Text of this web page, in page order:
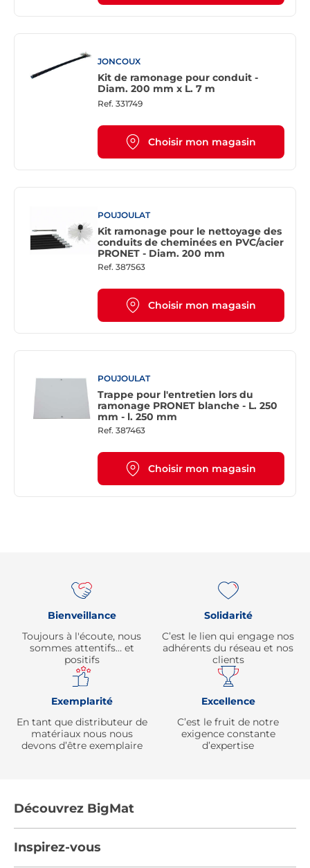
JONCOUX
Kit de ramonage pour conduit -
Diam. 200 mm x L. 7 m
Ref. 331749
Choisir mon magasin
POUJOULAT
Kit ramonage pour le nettoyage des
conduits de cheminées en PVC/acier
PRONET - Diam. 200 mm
Ref. 387563
Choisir mon magasin
POUJOULAT
Trappe pour l'entretien lors du
ramonage PRONET blanche - L. 250
mm - l. 250 mm
Ref. 387463
Choisir mon magasin
Bienveillance
Toujours à l'écoute, nous
sommes attentifs… et
positifs
Solidarité
C’est le lien qui engage nos
adhérents du réseau et nos
clients
Exemplarité
En tant que distributeur de
matériaux nous nous
devons d’être exemplaire
Excellence
C’est le fruit de notre
exigence constante
d’expertise
Découvrez BigMat
Inspirez-vous